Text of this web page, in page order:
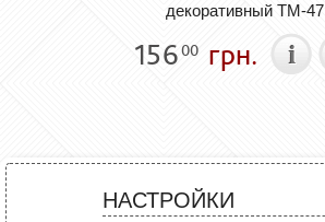
декоративный ТМ-47
15600 грн.
НАСТРОЙКИ